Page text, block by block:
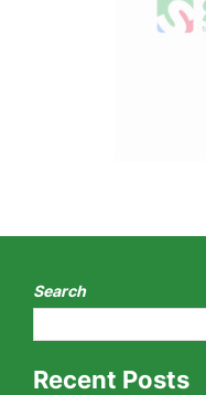
Search
Recent Posts